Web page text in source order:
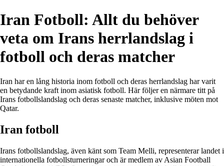
Iran Fotboll: Allt du behöver
veta om Irans herrlandslag i
fotboll och deras matcher
Iran har en lång historia inom fotboll och deras herrlandslag har varit
en betydande kraft inom asiatisk fotboll. Här följer en närmare titt på
Irans fotbollslandslag och deras senaste matcher, inklusive möten mot
Qatar.
Iran fotboll
Irans fotbollslandslag, även känt som Team Melli, representerar landet i
internationella fotbollsturneringar och är medlem av Asian Football